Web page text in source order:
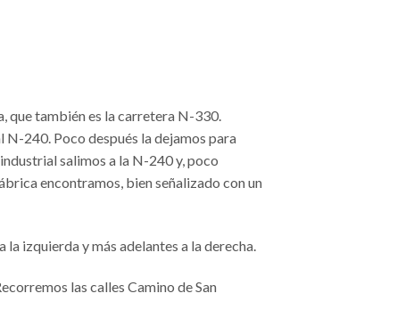
que también es la carretera N-330.
N-240. Poco después la dejamos para
salimos a la N-240 y, poco
encontramos, bien señalizado con un
izquierda y más adelantes a la derecha.
las calles Camino de San